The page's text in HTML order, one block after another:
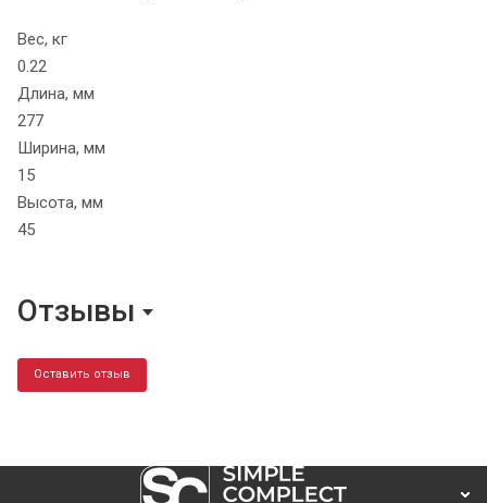
Вес, кг
0.22
Длина, мм
277
Ширина, мм
15
Высота, мм
45
Отзывы
Оставить отзыв